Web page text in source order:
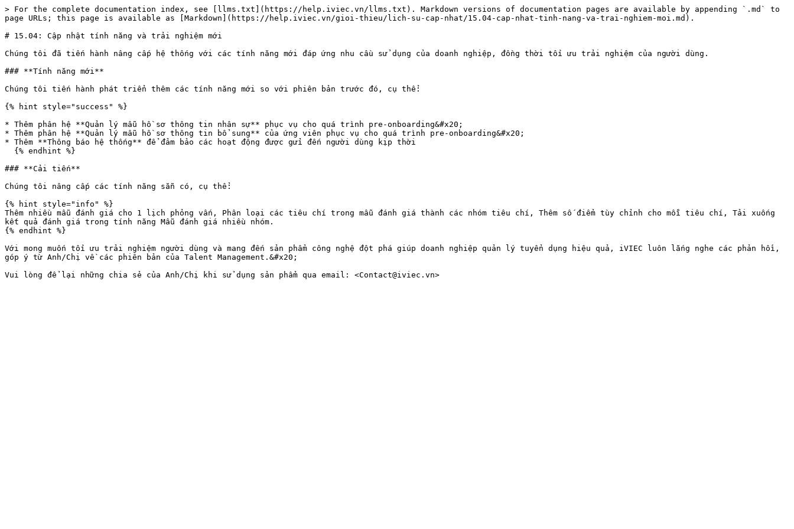
> For the complete documentation index, see [llms.txt](https://help.iviec.vn/llms.txt). Markdown versions of documentation pages are available by appending `.md` to
page URLs; this page is available as [Markdown](https://help.iviec.vn/gioi-thieu/lich-su-cap-nhat/15.04-cap-nhat-tinh-nang-va-trai-nghiem-moi.md).
# 15.04: Cập nhật tính năng và trải nghiệm mới
Chúng tôi đã tiến hành nâng cấp hệ thống với các tính năng mới đáp ứng nhu cầu sử dụng của doanh nghiệp, đồng thời tối ưu trải nghiệm của người dùng.
### **Tính năng mới**
Chúng tôi tiến hành phát triển thêm các tính năng mới so với phiên bản trước đó, cụ thể:
{% hint style="success" %}
* Thêm phân hệ **Quản lý mẫu hồ sơ thông tin nhân sự** phục vụ cho quá trình pre-onboarding&#x20;
* Thêm phân hệ **Quản lý mẫu hồ sơ thông tin bổ sung** của ứng viên phục vụ cho quá trình pre-onboarding&#x20;
* Thêm **Thông báo hệ thống** để đảm bảo các hoạt động được gửi đến người dùng kịp thời
### **Cải tiến**
Chúng tôi nâng cấp các tính năng sẵn có, cụ thể:
{% hint style="info" %}
Thêm nhiều mẫu đánh giá cho 1 lịch phỏng vấn, Phân loại các tiêu chí trong mẫu đánh giá thành các nhóm tiêu chí, Thêm số điểm tùy chỉnh cho mỗi tiêu chí, Tải xuống
kết quả đánh giá trong tính năng Mẫu đánh giá nhiều nhóm.
{% endhint %}
Với mong muốn tối ưu trải nghiệm người dùng và mang đến sản phẩm công nghệ đột phá giúp doanh nghiệp quản lý tuyển dụng hiệu quả, iVIEC luôn lắng nghe các phản hồi,
góp ý từ Anh/Chị về các phiên bản của Talent Management.&#x20;